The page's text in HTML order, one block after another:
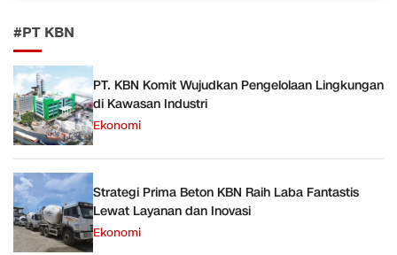
#PT KBN
PT. KBN Komit Wujudkan Pengelolaan Lingkungan
di Kawasan Industri
Ekonomi
Strategi Prima Beton KBN Raih Laba Fantastis
Lewat Layanan dan Inovasi
Ekonomi